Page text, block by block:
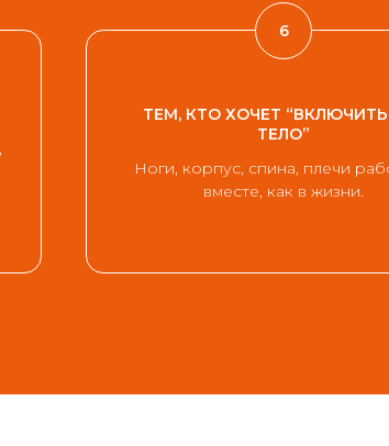
ТЕМ, КТО ХОЧЕТ “ВКЛЮЧИТЬ
ТЕЛО”
Ноги, корпус, спина, плечи
вместе, как в жизни.